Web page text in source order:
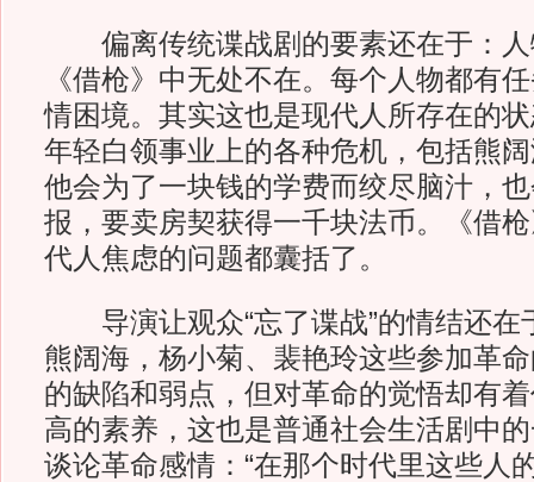
偏离传统谍战剧的要素还在于：人
《借枪》中无处不在。每个人物都有
情困境。其实这也是现代人所存在的
年轻白领事业上的各种危机，包括熊
他会为了一块钱的学费而绞尽脑汁，
报，要卖房契获得一千块法币。《借
代人焦虑的问题都囊括了。
导演让观众“忘了谍战”的情结还在
熊阔海，杨小菊、裴艳玲这些参加革
的缺陷和弱点，但对革命的觉悟却有
高的素养，这也是普通社会生活剧中
谈论革命感情：“在那个时代里这些人